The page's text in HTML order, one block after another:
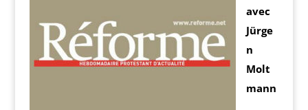
avec
Jürge
n
Molt
mann